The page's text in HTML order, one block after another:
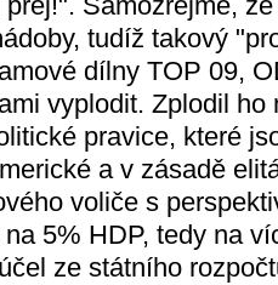
tudíž takový
dílny TOP 09,
vyplodit. Zplodil ho
pravice, které
a v zásadě
voliče s
5% HDP, tedy na
ze státního